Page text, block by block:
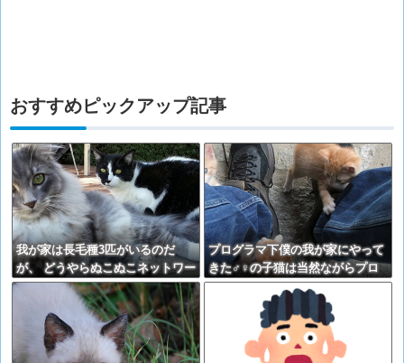
おすすめピックアップ記事
我が家は長毛種3匹がいるのだ
が、 どうやらぬこぬこネットワー
クで聞きつけたらしく・・・
プログラマ下僕の我が家にやって
きた♂♀の子猫は当然ながらプロ
グラミング言語の名前を命名され
たのだが・・・【再】